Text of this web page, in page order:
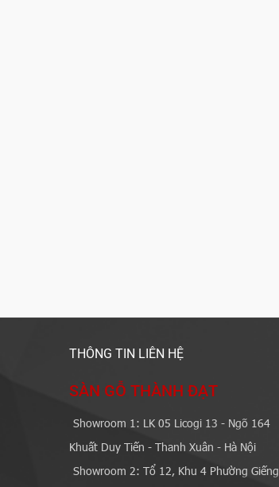
THÔNG TIN LIÊN HỆ
SÀN GỖ THÀNH ĐẠT
Showroom 1: LK 05 Licogi 13 - Ngõ 164
Khuất Duy Tiến - Thanh Xuân - Hà Nội
Showroom 2: Tổ 12, Khu 4 Phường Giếng